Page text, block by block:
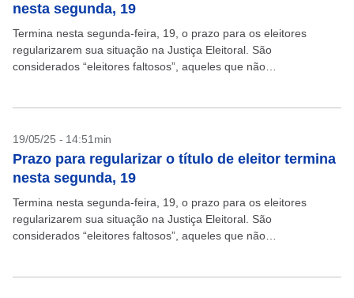
nesta segunda, 19
Termina nesta segunda-feira, 19, o prazo para os eleitores
regularizarem sua situação na Justiça Eleitoral. São
considerados “eleitores faltosos”, aqueles que não
19/05/25 - 14:51min
Prazo para regularizar o título de eleitor termina
nesta segunda, 19
Termina nesta segunda-feira, 19, o prazo para os eleitores
regularizarem sua situação na Justiça Eleitoral. São
considerados “eleitores faltosos”, aqueles que não